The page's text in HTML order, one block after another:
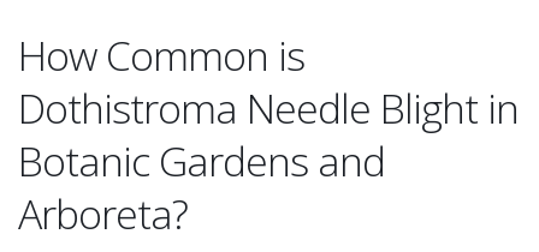
How Common is
Dothistroma Needle Blight in
Botanic Gardens and
Arboreta?